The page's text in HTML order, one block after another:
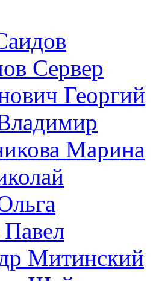
Сервер
Георгий
Марина
Митинский